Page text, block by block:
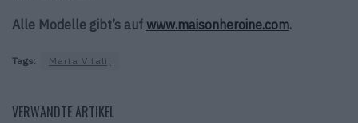
Alle Modelle gibt’s auf www.maisonheroine.com.
Tags: Marta Vitali,
VERWANDTE ARTIKEL